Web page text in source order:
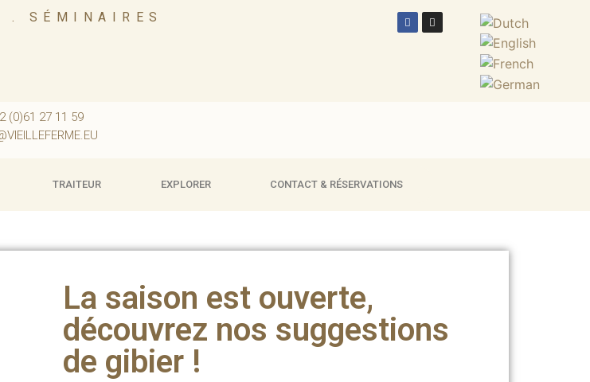
. SÉMINAIRES
(0)61 27 11 59
TRAITEUR EXPLORER CONTACT & RÉSERVATIONS
La saison est ouverte,
découvrez nos suggestions
de gibier !